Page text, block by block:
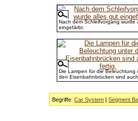
Nach dem Schleifvorgang wurde
eingefärbt.
Die Lampen für die Beleuchtung
den Eisenbahnbrücken sind
Begriffe:Car System |Segment